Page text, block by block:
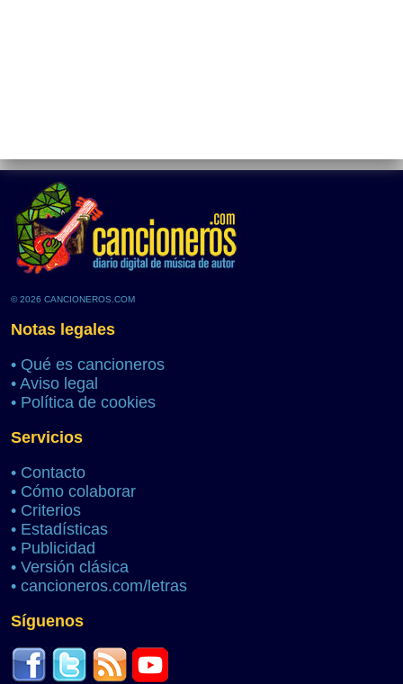
© 2026 CANCIONEROS.COM
Notas legales
• Qué es cancioneros
• Aviso legal
• Política de cookies
Servicios
• Contacto
• Cómo colaborar
• Criterios
• Estadísticas
• Publicidad
• Versión clásica
• cancioneros.com/letras
Síguenos